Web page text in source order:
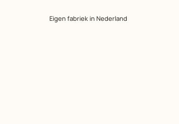
Eigen fabriek in Nederland